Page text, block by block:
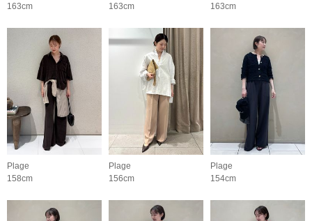
163cm
163cm
163cm
Plage
158cm
Plage
156cm
Plage
154cm